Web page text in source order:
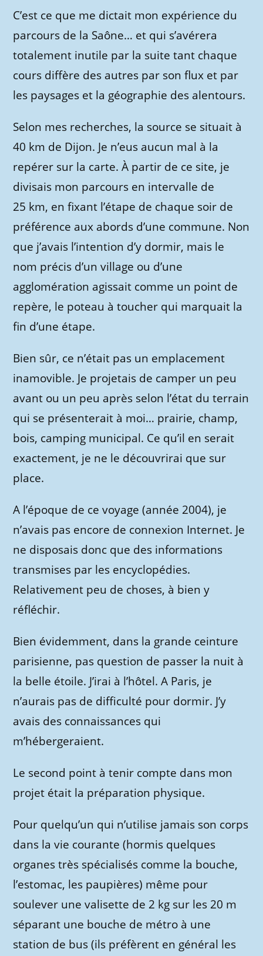
C’est ce que me dictait mon expérience du
parcours de la Saône… et qui s’avérera
totalement inutile par la suite tant chaque
cours diffère des autres par son flux et par
les paysages et la géographie des alentours.
Selon mes recherches, la source se situait à
40 km de Dijon. Je n’eus aucun mal à la
repérer sur la carte. À partir de ce site, je
divisais mon parcours en intervalle de
25 km, en fixant l’étape de chaque soir de
préférence aux abords d’une commune. Non
que j’avais l’intention d’y dormir, mais le
nom précis d’un village ou d’une
agglomération agissait comme un point de
repère, le poteau à toucher qui marquait la
fin d’une étape.
Bien sûr, ce n’était pas un emplacement
inamovible. Je projetais de camper un peu
avant ou un peu après selon l’état du terrain
qui se présenterait à moi… prairie, champ,
bois, camping municipal. Ce qu’il en serait
exactement, je ne le découvrirai que sur
place.
A l’époque de ce voyage (année 2004), je
n’avais pas encore de connexion Internet. Je
ne disposais donc que des informations
transmises par les encyclopédies.
Relativement peu de choses, à bien y
réfléchir.
Bien évidemment, dans la grande ceinture
parisienne, pas question de passer la nuit à
la belle étoile. J’irai à l’hôtel. A Paris, je
n’aurais pas de difficulté pour dormir. J’y
avais des connaissances qui
m’hébergeraient.
Le second point à tenir compte dans mon
projet était la préparation physique.
Pour quelqu’un qui n’utilise jamais son corps
dans la vie courante (hormis quelques
organes très spécialisés comme la bouche,
l’estomac, les paupières) même pour
soulever une valisette de 2 kg sur les 20 m
séparant une bouche de métro à une
station de bus (ils préfèrent en général les